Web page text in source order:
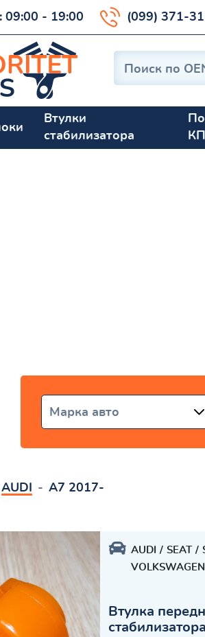
09:00 - 19:00 (099) 371-
Втулки
стабилизатора
Марка авто
AUDI A7 2017-
AUDI SEAT
VOLKSWAGEN
Втулка
стабилизатора